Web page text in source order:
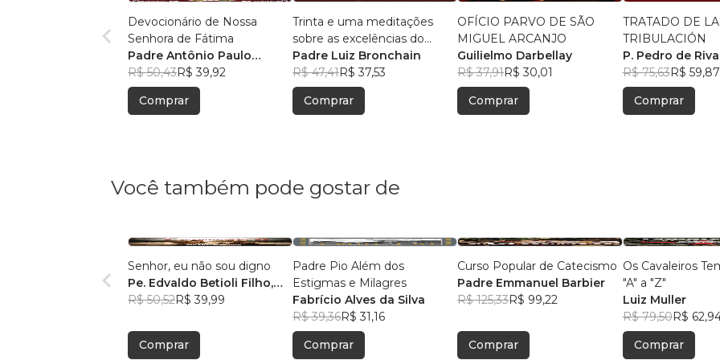
Devocionário de Nossa
Senhora de Fátima
Padre Antônio Paulo
Ciríaco Fernandes, S. J.
R$ 50,43R$ 39,92
Comprar
Trinta e uma meditações
sobre as excelências do
Santo Rosário
Padre Luiz Bronchain
R$ 47,41R$ 37,53
Comprar
OFÍCIO PARVO DE SÃO
MIGUEL ARCANJO
Guilielmo Darbellay
R$ 37,91R$ 30,01
Comprar
TRATADO DE LA
TRIBULACIÓN
P. Pedro de
(Ribadeneyra)
R$ 75,63R$ 59,87
Comprar
Você também pode gostar de
Senhor, eu não sou digno
Pe. Edvaldo Betioli Filho,
SAC
R$ 50,52R$ 39,99
Comprar
Padre Pio Além dos
Estigmas e Milagres
Fabrício Alves da Silva
R$ 39,36R$ 31,16
Comprar
Curso Popular de Catecismo
Padre Emmanuel Barbier
R$ 125,33R$ 99,22
Comprar
Os Cavaleiros
"A" a "Z"
Luiz Muller
R$ 79,50R$
Comprar